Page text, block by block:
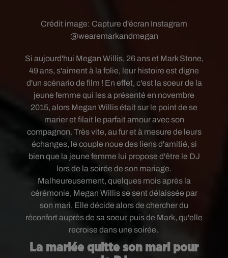
Crédit image: Capture d'écran Instagram
@wearemarkandmegan
Si aujourd'hui Megan Willis, 26 ans et Mark Stone,
49 ans, s'aiment à la folie, leur histoire est digne
d'un scénario de film ! En effet, c'est la soeur de la
jeune femme qui les a présenté en novembre
2015, alors Megan Willis était sur le point de se
marier et filait le parfait amour avec son
compagnon. Très vite, au fur et à mesure de leurs
échanges, le couple noue des liens d'amitié, si
bien que la jeune femme lui propose d'être le DJ
lors de la soirée de son mariage.
Malheureusement, quelques mois après la
cérémonie, Megan Willis se sent délaissée par
son mari. Elle décide alors de chercher du
réconfort auprès de sa soeur, puis de Mark, qu'elle
recroise dans une soirée.
La mariée quitte son mari pour